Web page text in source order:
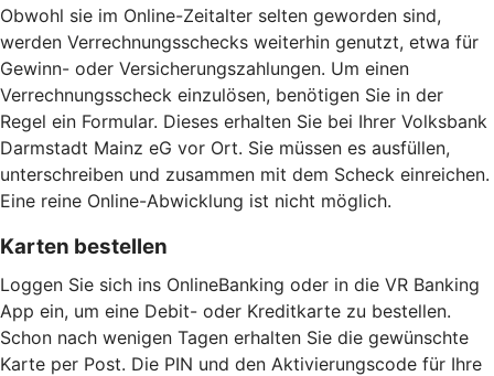
Obwohl sie im Online-Zeitalter selten geworden sind,
werden Verrechnungsschecks weiterhin genutzt, etwa für
Gewinn- oder Versicherungszahlungen. Um einen
Verrechnungsscheck einzulösen, benötigen Sie in der
Regel ein Formular. Dieses erhalten Sie bei Ihrer Volksbank
Darmstadt Mainz eG vor Ort. Sie müssen es ausfüllen,
unterschreiben und zusammen mit dem Scheck einreichen.
Eine reine Online-Abwicklung ist nicht möglich.
Karten bestellen
Loggen Sie sich ins OnlineBanking oder in die VR Banking
App ein, um eine Debit- oder Kreditkarte zu bestellen.
Schon nach wenigen Tagen erhalten Sie die gewünschte
Karte per Post. Die PIN und den Aktivierungscode für Ihre